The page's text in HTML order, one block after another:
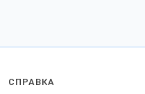
СПРАВКА